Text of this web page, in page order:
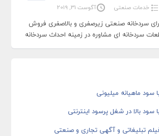
خدمات صنعتی آگوست 31, 2019
سردخانه صنعتی زیرصفری و بالاصفری فروش
سردخانه ای مشاوره در زمینه احداث سردخانه
سود ماهیانه میلیونی
سود بالا در شغل پرسود اینترنتی
تبلیغاتی و آگهی تجاری و صنعتی